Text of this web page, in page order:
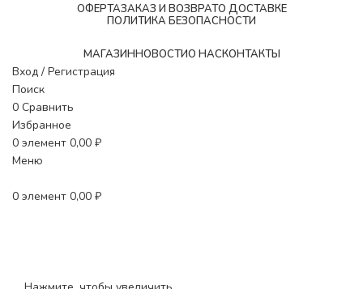
ОФЕРТАЗАКАЗ И ВОЗВРАТО ДОСТАВКЕ
ПОЛИТИКА БЕЗОПАСНОСТИ
МАГАЗИННОВОСТИO НАСКОНТАКТЫ
Вход / Регистрация
Поиск
0 Сравнить
Избранное
0 элемент 0,00 ₽
Меню
0 элемент 0,00 ₽